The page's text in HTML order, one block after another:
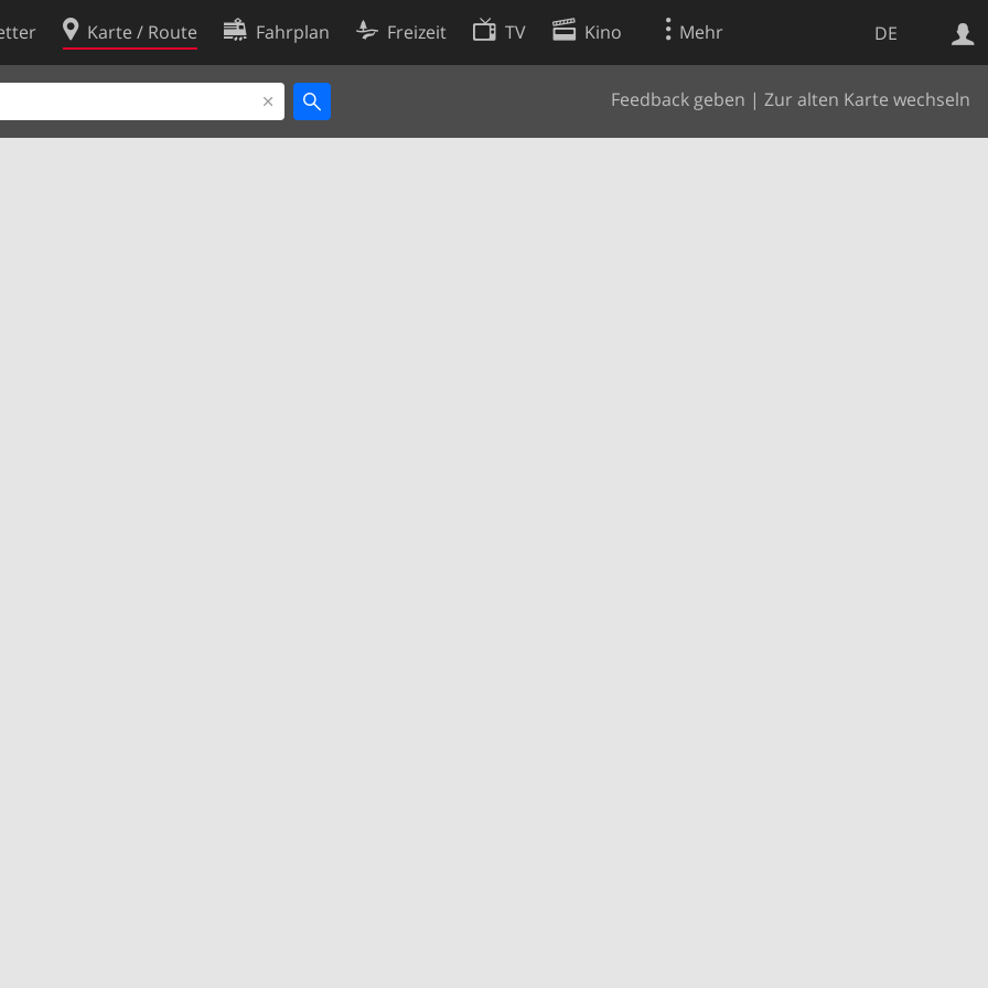
DE
Karte / Route Fahrplan Freizeit TV Kino Mehr
Feedback geben | Zur alten Karte wechseln
Websuche
Cookie-Richtlinie
Cookie-Einstellungen